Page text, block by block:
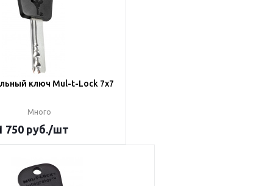
ключ Mul-t-Lock 7x7
Много
750 руб./шт